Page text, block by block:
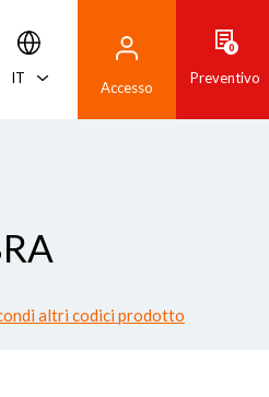
IT
Accesso
0
Preventivo
altri codici prodotto